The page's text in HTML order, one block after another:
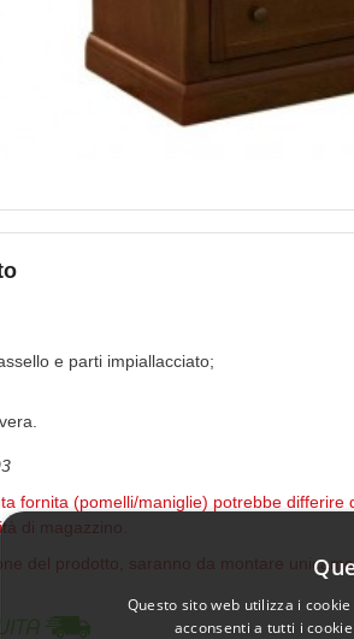
e parti impiallacciato;
fornita (pomelli/maniglie) potrebbe differire
di magazzino.
del prodotto, saranno da montare
Questo sito web utilizza i
acconsenti a tutti i